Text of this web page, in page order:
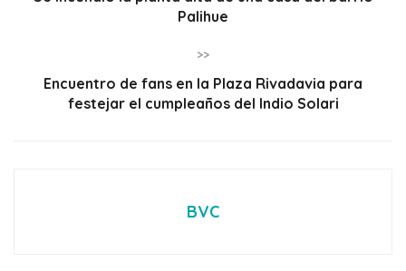
Palihue
>>
Encuentro de fans en la Plaza Rivadavia para
festejar el cumpleaños del Indio Solari
BVC